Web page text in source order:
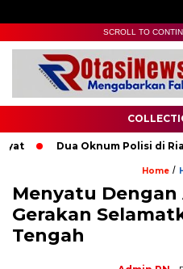
SCROLL TO
Dua Oknum Polisi di Riau
Home /
Menyatu Dengan
Gerakan
Tengah